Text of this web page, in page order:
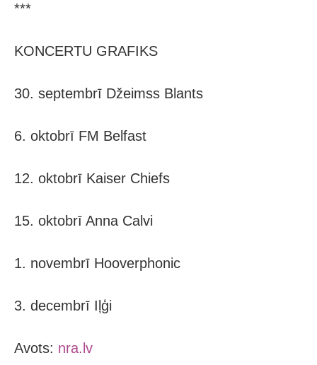
***
KONCERTU GRAFIKS
30. septembrī Džeimss Blants
6. oktobrī FM Belfast
12. oktobrī Kaiser Chiefs
15. oktobrī Anna Calvi
1. novembrī Hooverphonic
3. decembrī Iļģi
Avots: nra.lv